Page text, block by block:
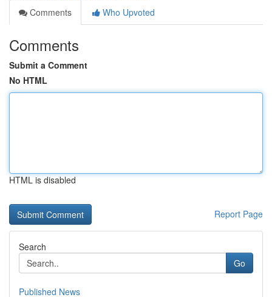
Comments
Who Upvoted
Comments
Submit a Comment
No HTML
HTML is disabled
Report Page
Search
Go
Published News